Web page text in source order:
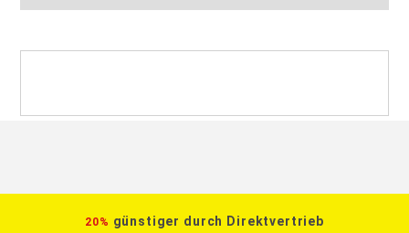
20% günstiger durch Direktvertrieb